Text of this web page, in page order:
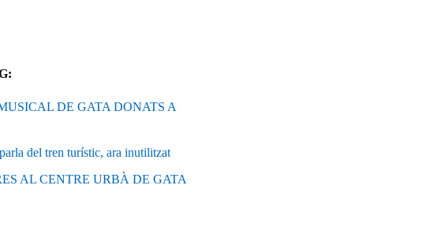
DE GATA DONATS A
del tren turístic, ara inutilitzat
AL CENTRE URBÀ DE GATA